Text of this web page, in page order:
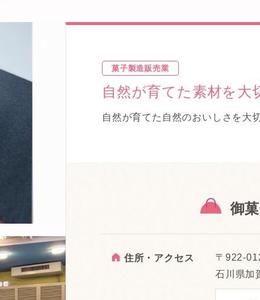
菓子製造販売業
自然が育てた素材を大
自然が育てた自然のおいしさを大
御
A 住所・アクセス
〒922-
石川県加